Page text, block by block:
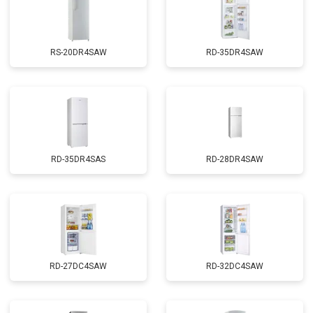
RS-20DR4SAW RD-35DR4SAW
RD-35DR4SAS RD-28DR4SAW
RD-27DC4SAW RD-32DC4SAW